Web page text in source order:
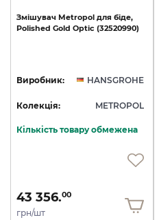
Змішувач Metropol для біде,
Polished Gold Optic (32520990)
Виробник: HANSGROHE
Колекція: METROPOL
Кількість товару обмежена
43 356.00
грн/шт